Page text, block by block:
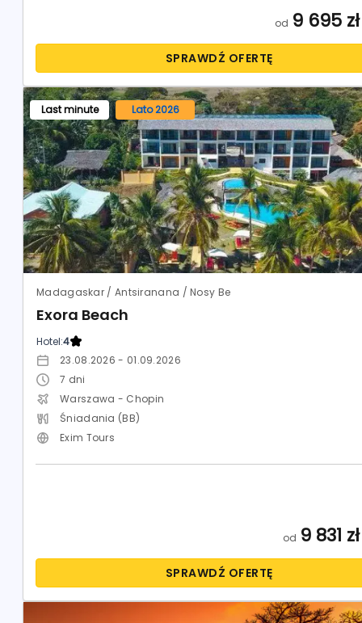
od 9 695 zł
SPRAWDŹ OFERTĘ
Last minute Lato 2026
Madagaskar / Antsiranana / Nosy Be
Exora Beach
Hotel:4
23.08.2026 - 01.09.2026
7 dni
Warszawa - Chopin
Śniadania (BB)
Exim Tours
od 9 831 zł
SPRAWDŹ OFERTĘ